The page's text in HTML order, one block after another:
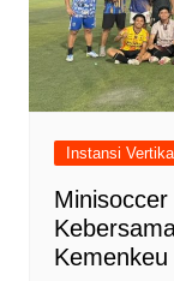
Instansi Vertikal